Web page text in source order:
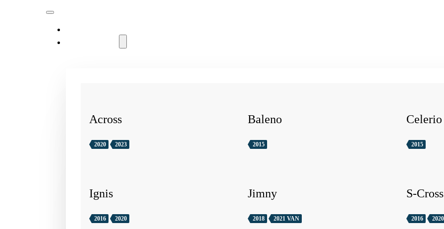
Across
2020 2023
Baleno
2015
Celerio
2015
Ignis
2016 2020
Jimny
2018 2021 VAN
S-Cross
2016 2020